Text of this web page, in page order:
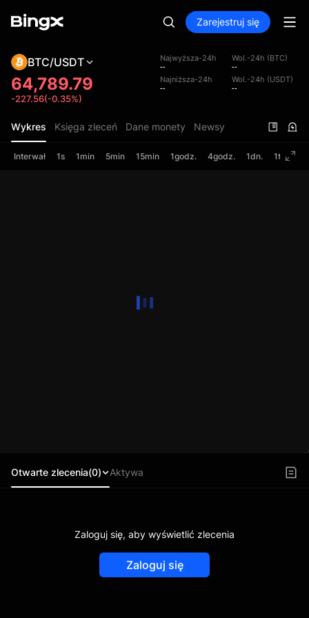
Zarejestruj się
BTC/USDT
64,789.79
-227.56(-0.35%)
Najwyższa-24h
--
Wol.-24h (BTC)
--
Najniższa-24h
--
Wol.-24h (USDT)
--
Wykres Księga zleceń Dane monety Newsy
Interwał 1s 1min 5min 15min 1godz. 4godz. 1dn. 1tydz.
Otwarte zlecenia(0) Aktywa
Zaloguj się, aby wyświetlić zlecenia
Zaloguj się